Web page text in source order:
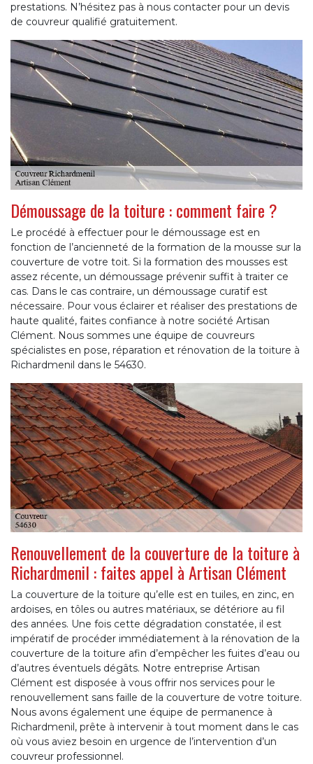
prestations. N’hésitez pas à nous contacter pour un devis
de couvreur qualifié gratuitement.
Démoussage de la toiture : comment faire ?
Le procédé à effectuer pour le démoussage est en
fonction de l’ancienneté de la formation de la mousse sur la
couverture de votre toit. Si la formation des mousses est
assez récente, un démoussage prévenir suffit à traiter ce
cas. Dans le cas contraire, un démoussage curatif est
nécessaire. Pour vous éclairer et réaliser des prestations de
haute qualité, faites confiance à notre société Artisan
Clément. Nous sommes une équipe de couvreurs
spécialistes en pose, réparation et rénovation de la toiture à
Richardmenil dans le 54630.
Renouvellement de la couverture de la toiture à
Richardmenil : faites appel à Artisan Clément
La couverture de la toiture qu’elle est en tuiles, en zinc, en
ardoises, en tôles ou autres matériaux, se détériore au fil
des années. Une fois cette dégradation constatée, il est
impératif de procéder immédiatement à la rénovation de la
couverture de la toiture afin d’empêcher les fuites d’eau ou
d’autres éventuels dégâts. Notre entreprise Artisan
Clément est disposée à vous offrir nos services pour le
renouvellement sans faille de la couverture de votre toiture.
Nous avons également une équipe de permanence à
Richardmenil, prête à intervenir à tout moment dans le cas
où vous aviez besoin en urgence de l’intervention d’un
couvreur professionnel.